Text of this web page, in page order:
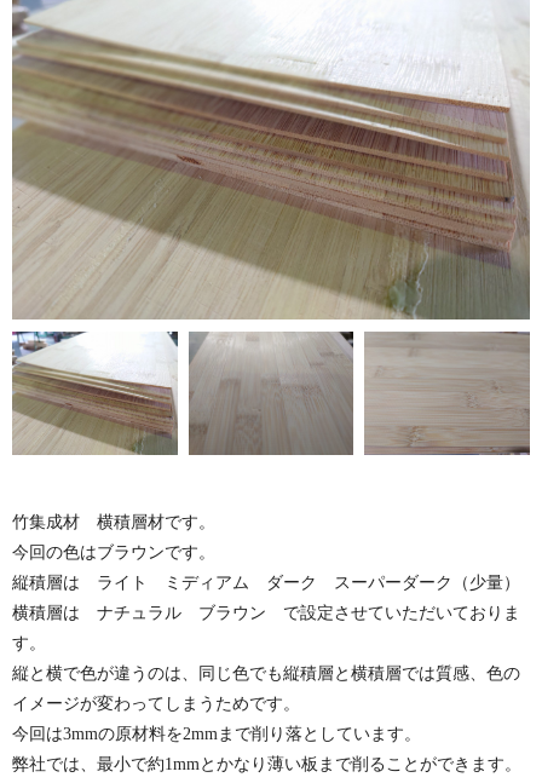
竹集成材 横積層材です。
今回の色はブラウンです。
縦積層は ライト ミディアム ダーク スーパーダーク（少量）
横積層は ナチュラル ブラウン で設定させていただいておりま
す。
縦と横で色が違うのは、同じ色でも縦積層と横積層では質感、色の
イメージが変わってしまうためです。
今回は3mmの原材料を2mmまで削り落としています。
弊社では、最小で約1mmとかなり薄い板まで削ることができます。